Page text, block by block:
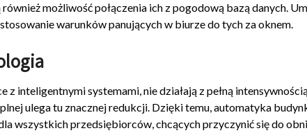
możliwość połączenia ich z pogodową bazą danych.
warunków panujących w biurze do tych za oknem.
z inteligentnymi systemami, nie działają z pełną
ulega tu znacznej redukcji. Dzięki temu, automatyka
wszystkich przedsiębiorców, chcących przyczynić się do